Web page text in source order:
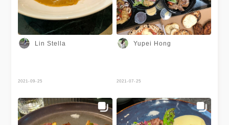
Lin Stella
2021-09-25
Yupei Hong
2021-07-25